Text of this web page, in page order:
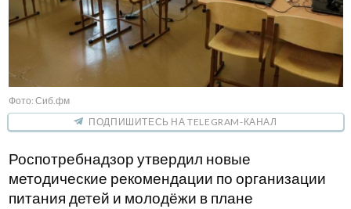
Фото: Сиб.фм
ПОДПИШИТЕСЬ НА TELEGRAM-КАНАЛ
Роспотребнадзор утвердил новые
методические рекомендации по организации
питания детей и молодёжи в плане